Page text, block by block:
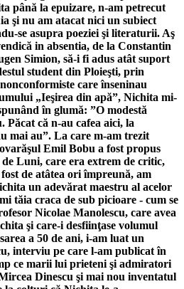
până la epuizare, n-am petrecut
şi nu am atacat nici un subiect
se asupra poeziei şi literaturii. Aş
in absentia, de la Constantin
Simion, să-i fi adus atât suport
student din Ploieşti, prin
care înseninau
„Ieşirea din apă”, Nichita mi-
în glumă: ”O modestă
că n-au cafea aici, la
mai au”. La care m-am trezit
Emil Bobu a fost propus
Luni, care era extrem de critic,
de atâtea ori împreună, am
un adevărat maestru al acelor
tăia craca de sub picioare - cum se
Nicolae Manolescu, care avea
şi care-i desfiinţase volumul
a 50 de ani, i-am luat un
interviu pe care l-am publicat în
ce marii lui prieteni şi admiratori
Dinescu şi mai nou inventatul